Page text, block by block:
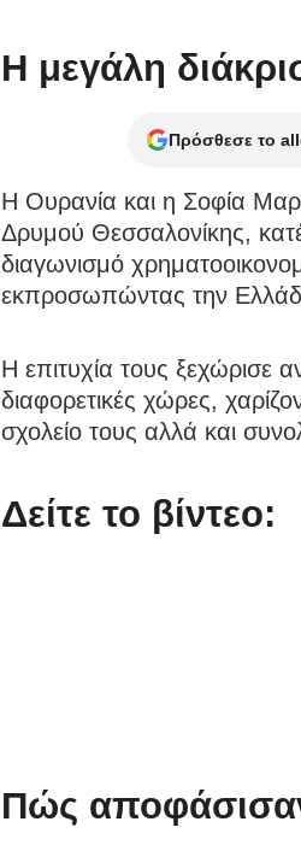
Η μεγάλη
Πρόσθεσε το
Η Ουρανία και η Σοφία
Δρυμού Θεσσαλονίκης,
διαγωνισμό
εκπροσωπώντας την
Η επιτυχία τους ξεχώρισε
διαφορετικές χώρες,
σχολείο τους αλλά και
Δείτε το βίντεο:
Πώς